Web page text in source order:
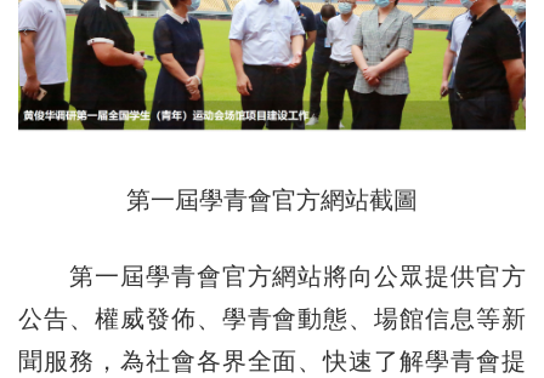
第一屆學青會官方網站截圖
第一屆學青會官方網站將向公眾提供官方
公告、權威發佈、學青會動態、場館信息等新
聞服務，為社會各界全面、快速了解學青會提